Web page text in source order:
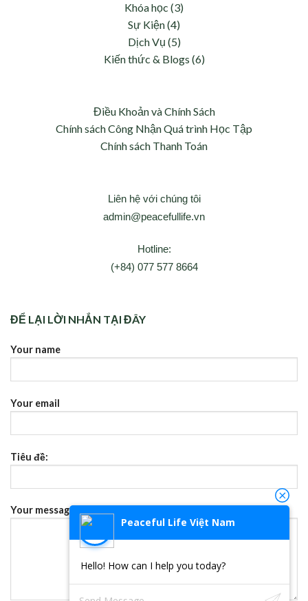
Khóa học (3)
Sự Kiện (4)
Dịch Vụ (5)
Kiến thức & Blogs (6)
Điều Khoản và Chính Sách
Chính sách Công Nhận Quá trình Học Tập
Chính sách Thanh Toán
Liên hệ với chúng tôi
admin@peacefullife.vn
Hotline:
(+84) 077 577 8664
ĐỂ LẠI LỜI NHẮN TẠI ĐÂY
Your name
Your email
Tiêu đề:
Your message (không bắt buộc)
Peaceful Life Việt Nam
Hello! How can I help you today?